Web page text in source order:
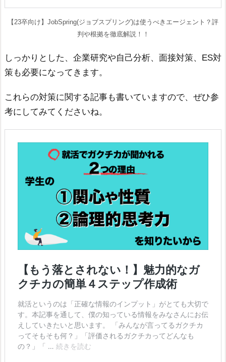
【23卒向け】JobSpring(ジョブスプリング)は使うべきエージェント？評
判や根拠を徹底解説！！
しっかりとした、企業研究や自己分析、面接対策、ES対
策も必要になってきます。
これらの対策に関する記事も書いていますので、ぜひ参
考にしてみてくださいね。